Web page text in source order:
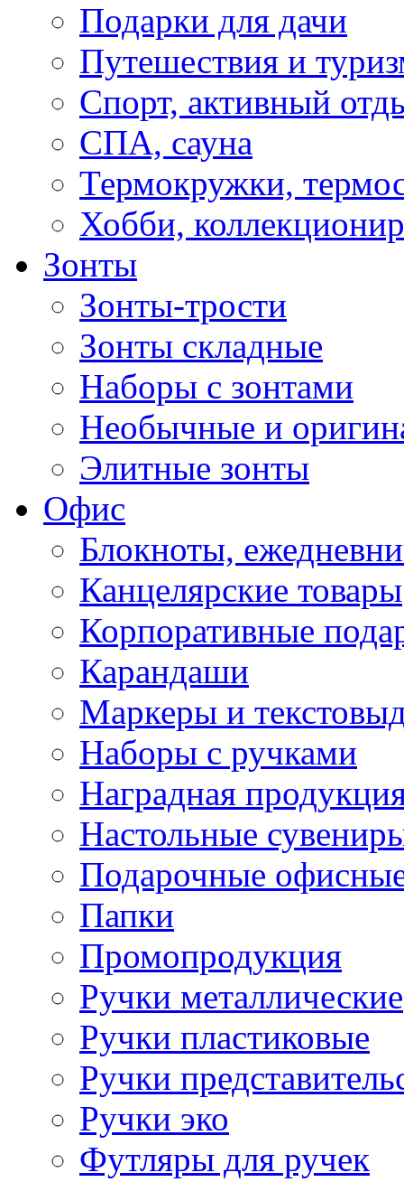
Подарки для дачи
Путешествия и
Спорт, активный
СПА, сауна
Термокружки,
Хобби,
Зонты
Зонты-трости
Зонты складные
Наборы с зонтами
Необычные и
Элитные зонты
Офис
Блокноты,
Канцелярские товары
Корпоративные
Карандаши
Маркеры и
Наборы с ручками
Наградная
Настольные
Подарочные
Папки
Промопродукция
Ручки металлические
Ручки пластиковые
Ручки
Ручки эко
Футляры для ручек